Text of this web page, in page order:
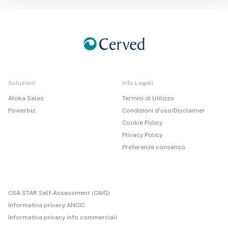
Soluzioni
Atoka Sales
Powerbiz
Info Legali
Termini di Utilizzo
Condizioni d'uso/Disclaimer
Cookie Policy
Privacy Policy
Preferenze consenso
CSA STAR Self-Assessment (CAIQ)
Informativa privacy ANCIC
Informativa privacy info commerciali